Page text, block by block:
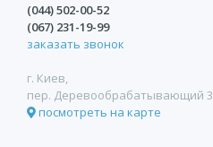
(044)502-00-52
(067) 231-19-99
заказать звонок
г. Киев,
пер. Деревообрабатывающий 3
посмотреть на карте